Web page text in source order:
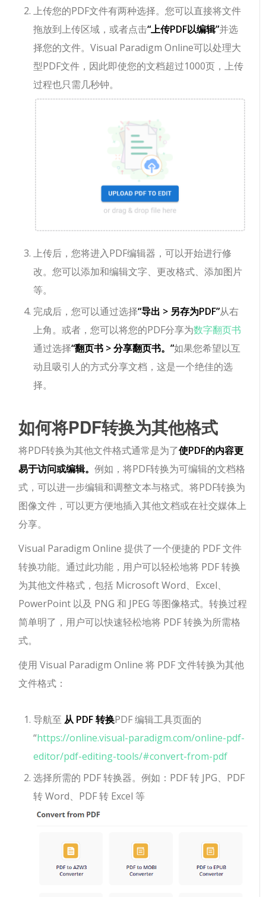
上传您的PDF文件有两种选择。您可以直接将文件
拖放到上传区域，或者点击“上传PDF以编辑”并选
择您的文件。Visual Paradigm Online可以处理大
型PDF文件，因此即使您的文档超过1000页，上传
过程也只需几秒钟。
上传后，您将进入PDF编辑器，可以开始进行修
改。您可以添加和编辑文字、更改格式、添加图片
等。
完成后，您可以通过选择“导出 > 另存为PDF”从右
上角。或者，您可以将您的PDF分享为数字翻页书
通过选择“翻页书 > 分享翻页书。”如果您希望以互
动且吸引人的方式分享文档，这是一个绝佳的选
择。
如何将PDF转换为其他格式
将PDF转换为其他文件格式通常是为了使PDF的内容更
易于访问或编辑。例如，将PDF转换为可编辑的文档格
式，可以进一步编辑和调整文本与格式。将PDF转换为
图像文件，可以更方便地插入其他文档或在社交媒体上
分享。
Visual Paradigm Online 提供了一个便捷的 PDF 文件
转换功能。通过此功能，用户可以轻松地将 PDF 转换
为其他文件格式，包括 Microsoft Word、Excel、
PowerPoint 以及 PNG 和 JPEG 等图像格式。转换过程
简单明了，用户可以快速轻松地将 PDF 转换为所需格
式。
使用 Visual Paradigm Online 将 PDF 文件转换为其他
文件格式：
导航至 从 PDF 转换PDF 编辑工具页面的
“https://online.visual-paradigm.com/online-pdf-
editor/pdf-editing-tools/#convert-from-pdf
选择所需的 PDF 转换器。例如：PDF 转 JPG、PDF
转 Word、PDF 转 Excel 等